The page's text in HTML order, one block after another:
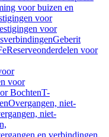
voor buizen en
voor
voor
Geberit
Reserveonderdelen voor
voor
BochtenT-
Overgangen, niet-
niet-
en verbindingen,